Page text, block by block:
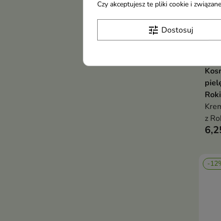
z
-
Czy akceptujesz te pliki cookie i
tune Dostosuj